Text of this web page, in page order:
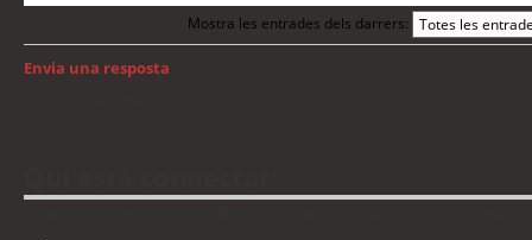
Mostra les entrades dels darrers:
Envia una resposta